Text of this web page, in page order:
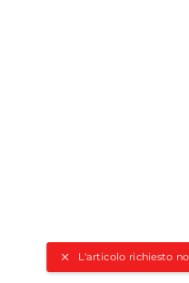
L'articolo richiesto